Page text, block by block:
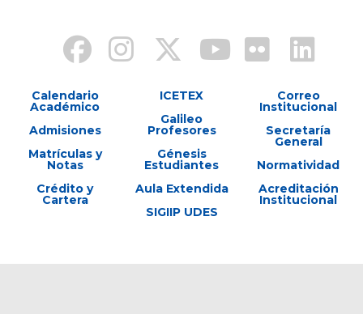
Calendario
Académico
Admisiones
Matrículas y
Notas
Crédito y
Cartera
ICETEX
Galileo
Profesores
Génesis
Estudiantes
Aula Extendida
SIGIIP UDES
Correo
Institucional
Secretaría
General
Normatividad
Acreditación
Institucional